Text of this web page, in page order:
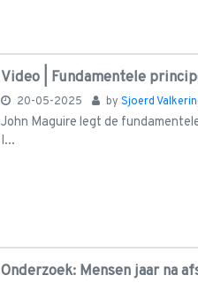
Video | Fundamentele
20-05-2025 by Sjoerd
John Maguire legt de
I...
Onderzoek: Mensen jaar na